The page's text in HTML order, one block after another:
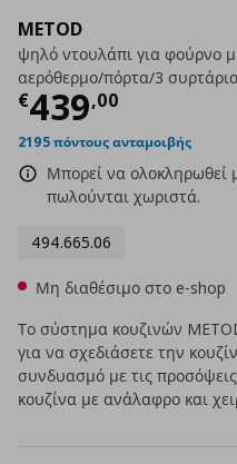
METOD
ψηλό ντουλάπι για φούρνο
αερόθερμο/πόρτα/3
€439,00
Τρέχουσα
2195 πόντους ανταμοιβής
Μπορεί να ολοκληρωθεί
πωλούνται χωριστά.
494.665.06
Μη διαθέσιμο στο e-shop
Το σύστημα κουζινών
για να σχεδιάσετε την
συνδυασμό με τις
κουζίνα με ανάλαφρο και